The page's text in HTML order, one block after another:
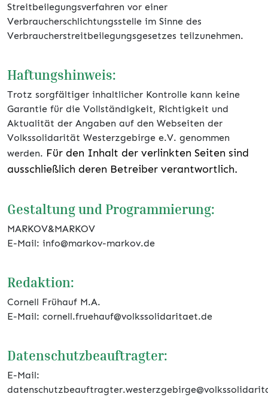
Streitbeilegungsverfahren vor einer
Verbraucherschlichtungsstelle im Sinne des
Verbraucherstreitbeilegungsgesetzes teilzunehmen.
Haftungshinweis:
Trotz sorgfältiger inhaltlicher Kontrolle kann keine
Garantie für die Vollständigkeit, Richtigkeit und
Aktualität der Angaben auf den Webseiten der
Volkssolidarität Westerzgebirge e.V. genommen
werden. Für den Inhalt der verlinkten Seiten sind
ausschließlich deren Betreiber verantwortlich.
Gestaltung und Programmierung:
MARKOV&MARKOV
E-Mail: info@markov-markov.de
Redaktion:
Cornell Frühauf M.A.
E-Mail: cornell.fruehauf@volkssolidaritaet.de
Datenschutzbeauftragter:
E-Mail: